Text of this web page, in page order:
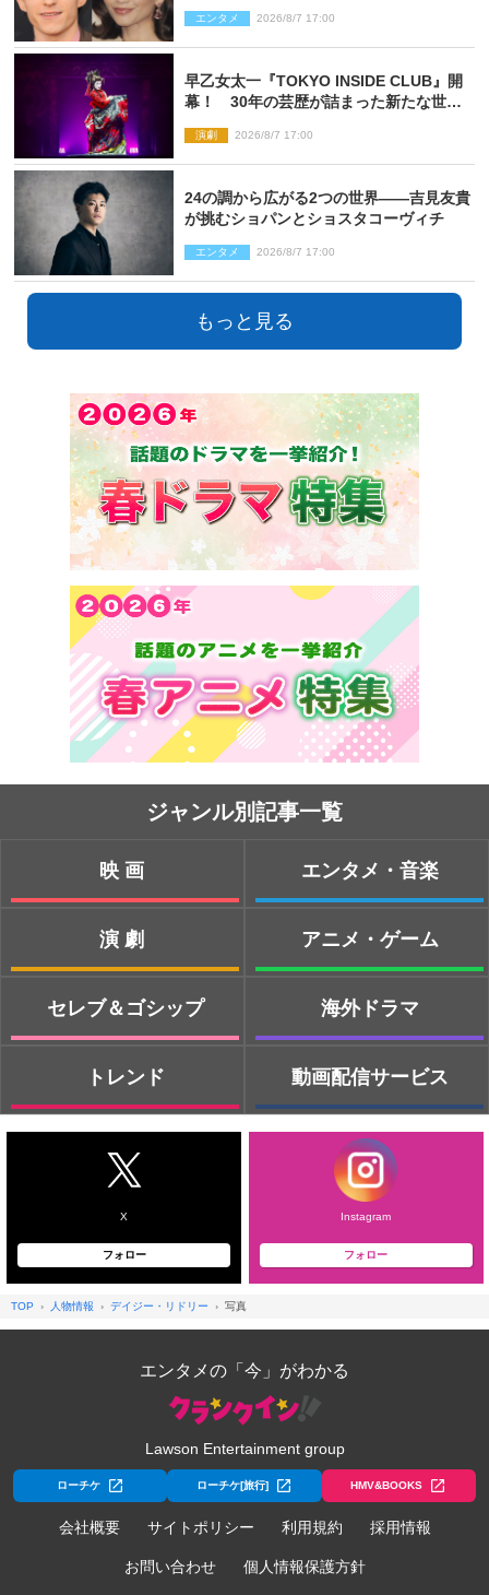
エンタメ 2026/8/7 17:00
早乙女太一『TOKYO INSIDE CLUB』開
幕！ 30年の芸歴が詰まった新たな世界
演劇 2026/8/7 17:00
24の調から広がる2つの世界――吉見友貴
が挑むショパンとショスタコーヴィチ
エンタメ 2026/8/7 17:00
もっと見る
ジャンル別記事一覧
映画
演劇
セレブ＆ゴシップ
トレンド
エンタメ・音楽
アニメ・ゲーム
海外ドラマ
動画配信サービス
X
フォロー
Instagram
フォロー
TOP 人物情報 デイジー・リドリー 写真
エンタメの「今」がわかる
Lawson Entertainment group
ローチケ ローチケ[旅行] HMV&BOOKS
会社概要 サイトポリシー 利用規約 採用情報
お問い合わせ 個人情報保護方針